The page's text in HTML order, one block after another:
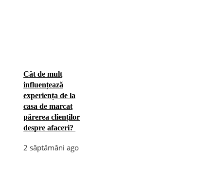
Cât de mult
influențează
experiența de la
casa de marcat
părerea clienților
despre afaceri?
2 săptămâni ago